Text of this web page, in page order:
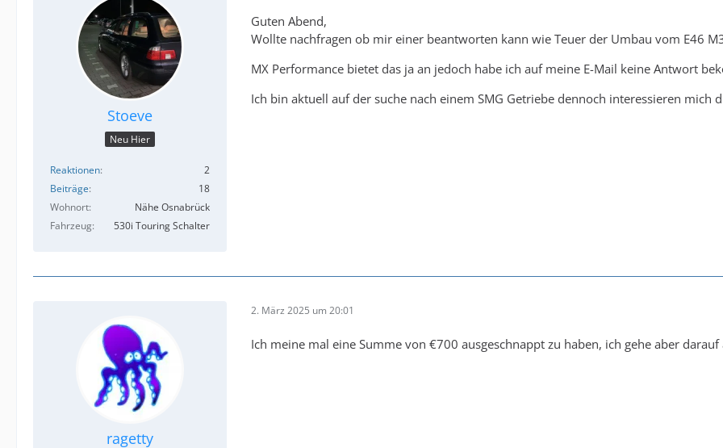
Stoeve
Neu Hier
Reaktionen
2
Beiträge
18
Wohnort
Nähe Osnabrück
Fahrzeug
530i Touring Schalter
Guten Abend,
Wollte nachfragen ob mir einer beantworten kann wie Teuer der Umbau vom E46
MX Performance bietet das ja an jedoch habe ich auf meine E-Mail keine Antwort
Ich bin aktuell auf der suche nach einem SMG Getriebe dennoch interessieren mich
ragetty
2. März 2025 um 20:01
Ich meine mal eine Summe von €700 ausgeschnappt zu haben, ich gehe aber